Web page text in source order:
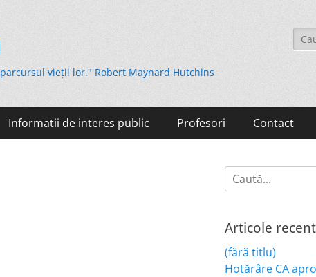
vieții lor." Robert Maynard Hutchins
for:
Informatii de interes public Profesori Contact
Search
for:
Articole
(fără titlu)
Hotărâre CA